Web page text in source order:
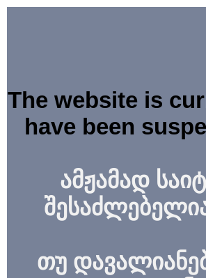
The website is
have been
ამჟამად
თუ